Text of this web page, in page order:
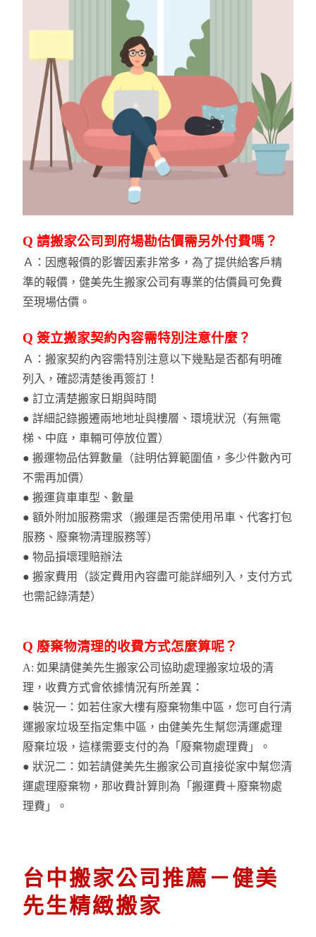
Q 請搬家公司到府場勘估價需另外付費嗎？
Ａ：因應報價的影響因素非常多，為了提供給客戶精
準的報價，健美先生搬家公司有專業的估價員可免費
至現場估價。
Q 簽立搬家契約內容需特別注意什麼？
Ａ：搬家契約內容需特別注意以下幾點是否都有明確
列入，確認清楚後再簽訂！
● 訂立清楚搬家日期與時間
● 詳細記錄搬遷兩地地址與樓層、環境狀況（有無電
梯、中庭，車輛可停放位置）
● 搬運物品估算數量（註明估算範圍值，多少件數內可
不需再加價）
● 搬運貨車車型、數量
● 額外附加服務需求（搬運是否需使用吊車、代客打包
服務、廢棄物清理服務等）
● 物品損壞理賠辦法
● 搬家費用（談定費用內容盡可能詳細列入，支付方式
也需記錄清楚）
Q 廢棄物清理的收費方式怎麼算呢？
A: 如果請健美先生搬家公司協助處理搬家垃圾的清
理，收費方式會依據情況有所差異：
●裝況一：如若住家大樓有廢棄物集中區，您可自行清
運搬家垃圾至指定集中區，由健美先生幫您清運處理
廢棄垃圾，這樣需要支付的為「廢棄物處理費」。
●狀況二：如若請健美先生搬家公司直接從家中幫您清
運處理廢棄物，那收費計算則為「搬運費＋廢棄物處
理費」。
台中搬家公司推薦－健美
先生精緻搬家